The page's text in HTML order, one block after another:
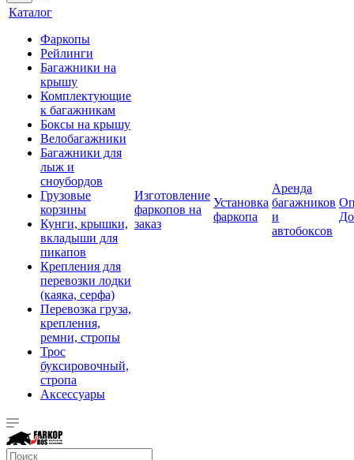
Каталог
Фаркопы
Рейлинги
Багажники на
крышу
Комплектующие
к багажникам
Боксы на крышу
Велобагажники
Багажники для
лыж и
сноубордов
Грузовые
корзины
Кунги, крышки,
вкладыши для
пикапов
Крепления для
перевозки лодки
(каяка, серфа)
Перевозка груза,
крепления,
ремни, стропы
Трос
буксировочный,
стропа
Аксессуары
Изготовление
фаркопов на
заказ
Установка
фаркопа
Аренда
багажников
и
автобоксов